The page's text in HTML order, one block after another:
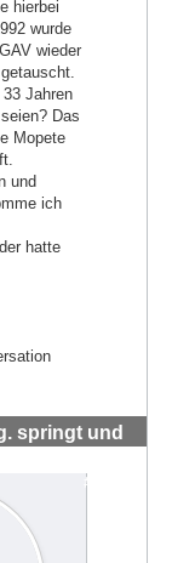
hierbei
wurde
wieder
Jahren
Das
Mopete
und
ich
hatte
springt und
#72007